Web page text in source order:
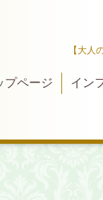
【大
プページ イン